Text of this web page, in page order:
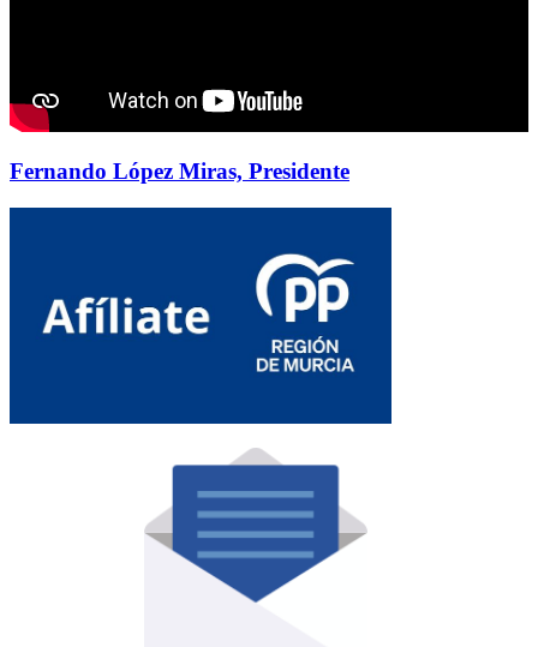
Fernando López Miras, Presidente